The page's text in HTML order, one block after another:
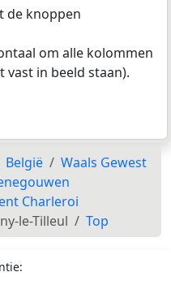
de knoppen
om alle kolommen
vast in beeld staan).
België
Waals Gewest
Charleroi
le-Tilleul
Top